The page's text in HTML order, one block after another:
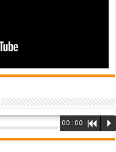
00:00 R P